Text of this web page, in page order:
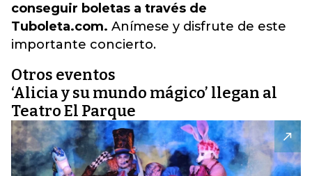
conseguir boletas a través de
Tuboleta.com. Anímese y disfrute de este
importante concierto.
Otros eventos
‘Alicia y su mundo mágico’ llegan al
Teatro El Parque